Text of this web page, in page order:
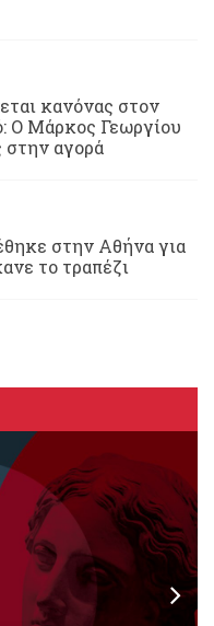
κανόνας στον
Ο Μάρκος Γεωργίου
στην αγορά
στην Αθήνα για
το τραπέζι